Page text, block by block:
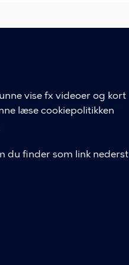
vise fx videoer og kort
læse cookiepolitikken
du finder som link nederst